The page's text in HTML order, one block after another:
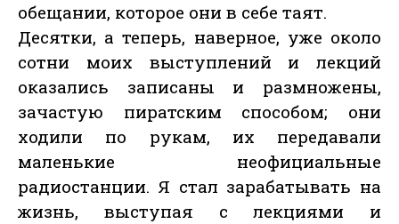
обещании, которое они в себе таят.
Десятки, а теперь, наверное, уже около
сотни моих выступлений и лекций
оказались записаны и размножены,
зачастую пиратским способом; они
ходили по рукам, их передавали
маленькие неофициальные
радиостанции. Я стал зарабатывать на
жизнь, выступая с лекциями и